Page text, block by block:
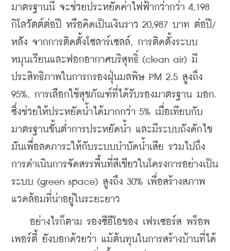
มาตรฐานนี้ จะช่วยประหยัดค่าไฟฟ้ากว่ากว่า 4,198
กิโลวัตต์ต่อปี หรือคิดเป็นเงินราว 20,987 บาท ต่อปี/
หลัง จากการติดตั้งโซลาร์เซลล์, การติดตั้งระบบ
หมุนเวียนและฟอกอากาศบริสุทธิ์ (clean air) มี
ประสิทธิภาพในการกรองฝุ่นมลพิษ PM 2.5 สูงถึง
95%, การเลือกใช้สุขภัณฑ์ที่ได้รับรองมาตรฐาน มอก.
ซึ่งช่วยให้ประหยัดน้ำได้มากกว่า 5% เมื่อเทียบกับ
มาตรฐานขั้นต่ำการประหยัดน้ำ และมีระบบถังดักไข
มันเพื่อลดภาระให้กับระบบบำบัดน้ำเสีย รวมไปถึง
การดำเนินการจัดสรรพื้นที่สีเขียวในโครงการอย่างเป็น
ระบบ (green space) สูงถึง 30% เพื่อสร้างสภาพ
แวดล้อมที่น่าอยู่ในระยะยาว
อย่างไรก็ตาม รองซีอีโอของ เฟรเซอร์ส พร็อพ
เพอร์ตี้ ยังบอกด้วยว่า แม้ต้นทุนในการสร้างบ้านที่ได้